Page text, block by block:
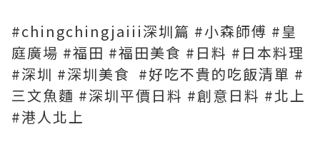
#chingchingjaiii深圳篇 #小森師傅 #皇
庭廣場 #福田 #福田美食 #日料 #日本料理
#深圳 #深圳美食 #好吃不貴的吃飯清單 #
三文魚麵 #深圳平價日料 #創意日料 #北上
#港人北上